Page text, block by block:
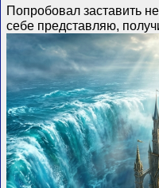
Попробовал заставить
себе представляю,